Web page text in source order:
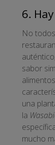
6.
No
sabor
una
la
mucho